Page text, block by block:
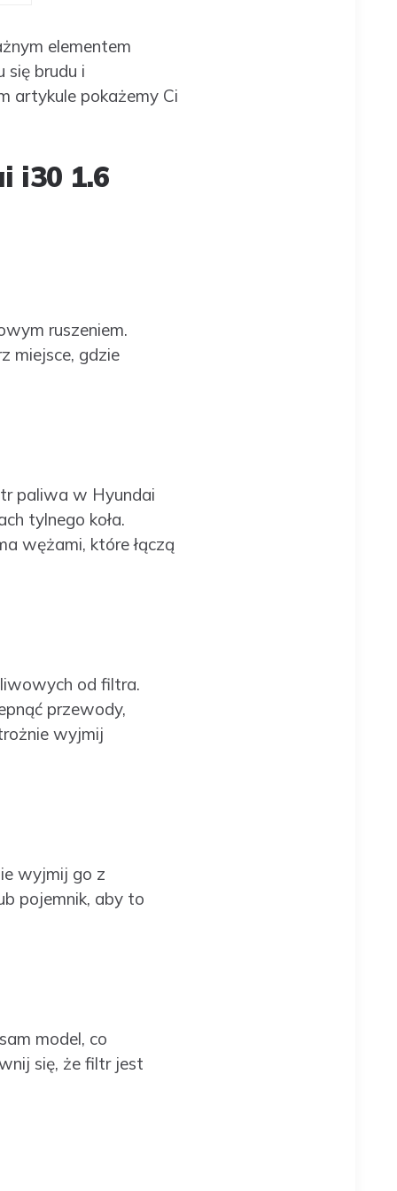
elementem
brudu i
artykule pokażemy Ci
i30 1.6
ruszeniem.
miejsce, gdzie
paliwa w Hyundai
tylnego koła.
wężami, które łączą
od filtra.
przewody,
wyjmij
wyjmij go z
pojemnik, aby to
model, co
się, że filtr jest